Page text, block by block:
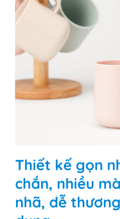
Thiết kế gọn
chắn, nhiều
nhã, dễ